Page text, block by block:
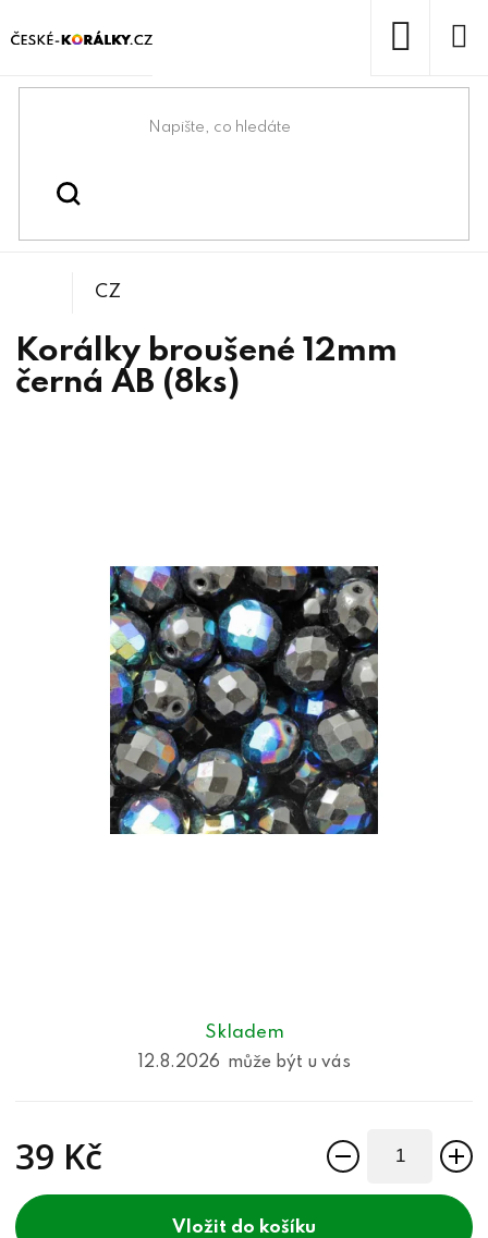
na
Domů
Korálky
Skladem
12.8.2026
39 Kč
do košíku
Korálky broušené 12mm
černá AB (8ks)
CZ